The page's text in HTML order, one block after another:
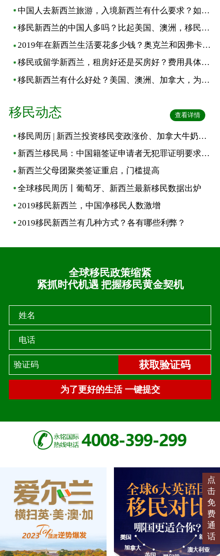
中国人去新西兰旅游，入境新西兰有什么要求？如何申请电子签证？需...
移民新西兰的中国人多吗？比起美国、澳洲，移民新西兰有什么优势？
2019年在新西兰生活要花多少钱？奥克兰和因弗卡吉尔的平时消费，差...
移民或留学新西兰，租房好还是买房好？费用具体多少？哪个划算？
移民新西兰有什么好处？美国、澳洲、加拿大，为什么要选新西兰移民？
移民动态 查看详情
移民周历 | 新西兰投资移民变政涨价、加拿大牛奶金上涨
新西兰移民局：中国籍签证申请者无犯罪证明要求有变
新西兰父母团聚类签证重启，门槛提高
全球移民周历丨葡萄牙、新西兰最新移民数据出炉
2019移民新西兰，中国净移民人数激增
2019移民新西兰有几种方式？各有哪些利弊？
全球移民政策缩紧
紧抓时代机遇 把握移民黄金契机
姓名
电话
获取验证码
为了更好的生活 一键提交
点
击
免
费
通
话